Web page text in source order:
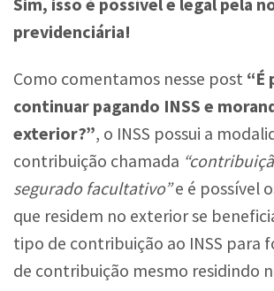
Sim, isso é possível e legal pela
previdenciária!
Como comentamos nesse post “É
continuar pagando INSS e
exterior?”, o INSS possui a
contribuição chamada
segurado facultativo”e é possível
que residem no exterior se
tipo de contribuição ao INSS para
de contribuição mesmo residindo